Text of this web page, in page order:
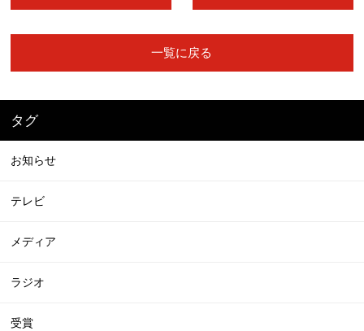
一覧に戻る
タグ
お知らせ
テレビ
メディア
ラジオ
受賞